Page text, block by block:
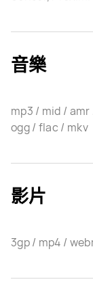
音樂
mp3 / mid /
ogg / flac / mkv
影片
3gp / mp4 /